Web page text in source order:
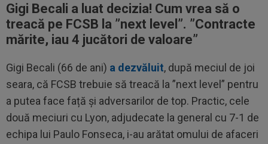
Gigi Becali a luat decizia! Cum vrea să o
treacă pe FCSB la ”next level”. ”Contracte
mărite, iau 4 jucători de valoare”
Gigi Becali (66 de ani) a dezvăluit, după meciul de joi
seara, că FCSB trebuie să treacă la ”next level” pentru
a putea face față și adversarilor de top. Practic, cele
două meciuri cu Lyon, adjudecate la general cu 7-1 de
echipa lui Paulo Fonseca, i-au arătat omului de afaceri